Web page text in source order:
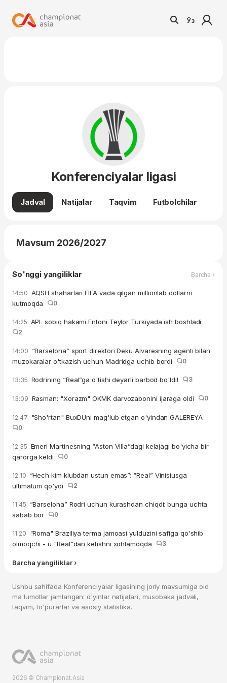
Ўз
Konferenciyalar ligasi
Jadval Natijalar Taqvim Futbolchilar
Mavsum 2026/2027
So'nggi yangiliklar Barcha ›
14:50 AQSH shaharlari FIFA vada qilgan millionlab dollarni
kutmoqda
0
14:25 APL sobiq hakami Entoni Teylor Turkiyada ish boshladi
2
14:00 “Barselona” sport direktori Deku Alvaresning agenti bilan
muzokaralar o'tkazish uchun Madridga uchib bordi
0
13:35 Rodrining “Real”ga o'tishi deyarli barbod bo'ldi! 3
13:09 Rasman: "Xorazm" OKMK darvozabonini ijaraga oldi 0
12:47 "Sho'rtan" BuxDUni mag'lub etgan o'yindan GALEREYA
0
12:35 Emeri Martinesning “Aston Villa”dagi kelajagi bo'yicha bir
qarorga keldi
0
12:10 “Hech kim klubdan ustun emas”: “Real” Vinisiusga
ultimatum qo'ydi
2
11:45 “Barselona” Rodri uchun kurashdan chiqdi: bunga uchta
sabab bor
0
11:20 "Roma" Braziliya terma jamoasi yulduzini safiga qo'shib
olmoqchi - u "Real"dan ketishni xohlamoqda
3
Barcha yangiliklar ›
Ushbu sahifada Konferenciyalar ligasining joriy mavsumiga oid
ma'lumotlar jamlangan: o'yinlar natijalari, musobaka jadvali,
taqvim, to'purarlar va asosiy statistika.
2026 © Championat.Asia